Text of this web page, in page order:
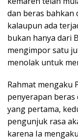
dan beras bahkan
kalaupun ada
bukan hanya dari
mengimpor satu
menolak untuk
Rahmat mengaku
penyerapan
yang pertama,
pengunjuk rasa
karena Ia